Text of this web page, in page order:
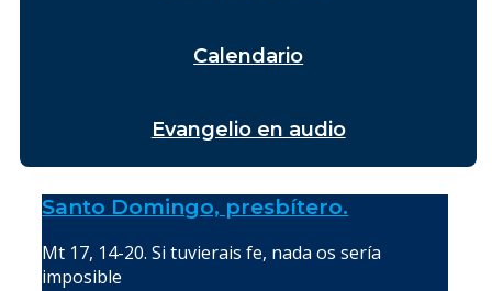
Calendario
Evangelio en audio
Santo Domingo, presbítero.
Mt 17, 14-20. Si tuvierais fe, nada os sería
imposible